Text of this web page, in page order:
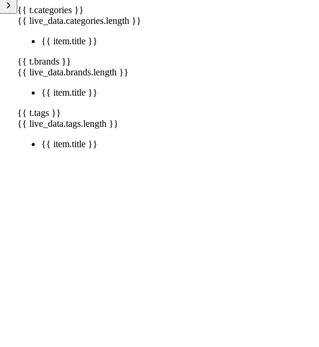
{{ t.categories }}
{{ live_data.categories.length }}
{{ item.title }}
{{ t.brands }}
{{ live_data.brands.length }}
{{ item.title }}
{{ t.tags }}
{{ live_data.tags.length }}
{{ item.title }}